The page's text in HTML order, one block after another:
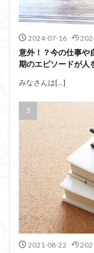
2024-07-16
意外！？今の仕事や
期のエピソードが人
みなさんは[…]
2021-08-22